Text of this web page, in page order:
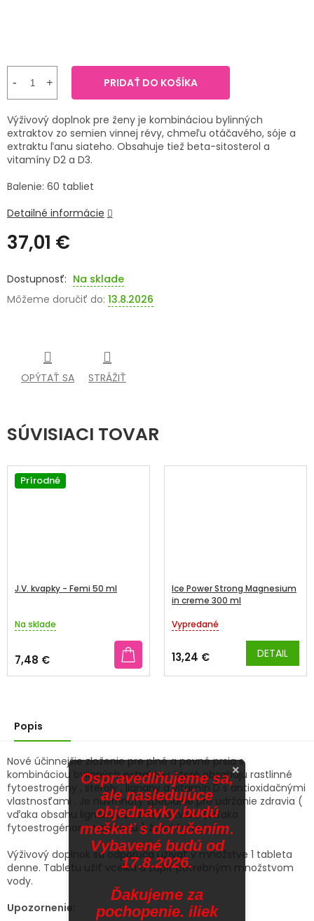
PRÍRODNÉ
LIEKY
VETERINA
SENIORI
ZNAČKY
Prihlásenie
37,01 €
cena:
Na sklade
Môžeme doručiť do: 13.8.2026
PRIDAŤ DO KOŠÍKA
Výživový doplnok pre ženy je kombináciou bylinných
extraktov zo semien vinnej révy, chmeľu otáčavého, sóje a
extraktu ľanu siateho. Obsahuje tiež beta-sitosterol a
vitamíny D2 a D3.
Balenie: 60 tabliet
Detailné informácie
OPÝTAŤ SA STRÁŽIŤ
SÚVISIACI TOVAR
Prírodné
J.V. kvapky - Femi 50 ml
Priemerné
produktu
je
2,8
hviezdičiek.
Na sklade
7,48 €
Ice Power Strong Magnesium
in creme 300 ml
Priemerné
produktu
je
5,0
Vypredané
13,24 € DETAIL
Popis
Nové účinnejšie zloženie pre plné a pevné prsia s
kombináciou bylinných extraktov, ktoré obsahujú rastlinné
fytoestrogény , steroly , lignany a vitamín D s antioxidačnými
vlastnosťami . Je navrhnutý špeciálne pre udržanie zdravia (
vďaka obsahu lignanov z ľanu ) a tvaru (vďaka
fytoestrogénom z chmeľu ) ženských pŕs.
Výživový doplnok sa odporúča užívať v množstve 1 tableta
denne. Tabletu užiť vcelku a zapiť potrebným množstvom
vody.
Upozornenie:
×
Ospravedlňujeme sa,
ale nasledujúce
objednávky budú
meškať s doručením.
Vybavené budú od
17.8.2026.
Ďakujeme za
pochopenie. iliek